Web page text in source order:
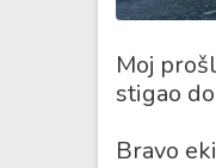
Moj
stigao
Bravo